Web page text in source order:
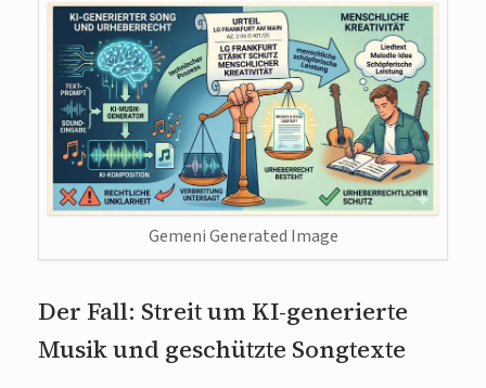
Gemeni Generated Image
Der Fall: Streit um KI-generierte
Musik und geschützte Songtexte